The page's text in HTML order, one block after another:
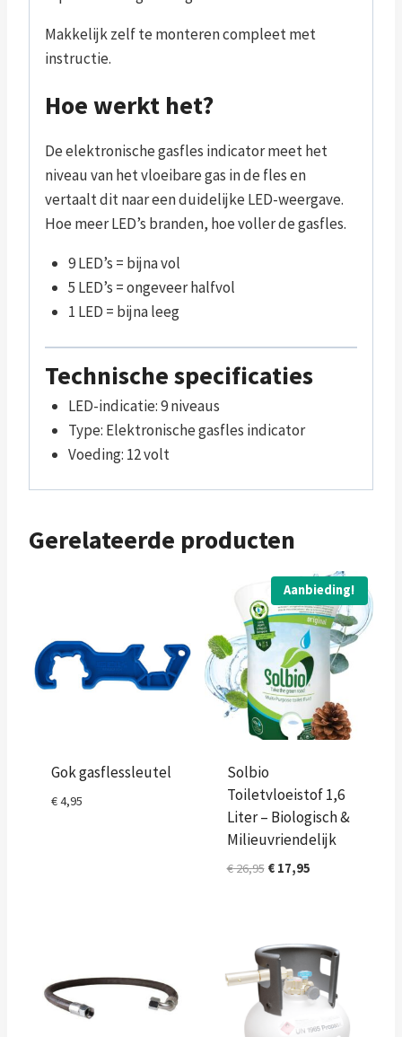
Makkelijk zelf te monteren compleet met
instructie.
Hoe werkt het?
De elektronische gasfles indicator meet het
niveau van het vloeibare gas in de fles en
vertaalt dit naar een duidelijke LED-weergave.
Hoe meer LED’s branden, hoe voller de gasfles.
9 LED’s = bijna vol
5 LED’s = ongeveer halfvol
1 LED = bijna leeg
Technische specificaties
LED-indicatie: 9 niveaus
Type: Elektronische gasfles indicator
Voeding: 12 volt
Gerelateerde producten
Gok gasflessleutel
€4,95
Aanbieding!
Solbio
Toiletvloeistof 1,6
Liter – Biologisch &
Milieuvriendelijk
€26,95 Oorspronkelijke
€17,95Huidige